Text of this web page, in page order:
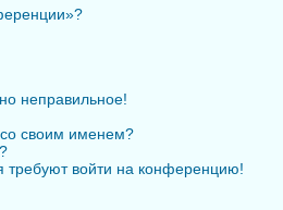
неправильное!
со своим именем?
требуют войти на конференцию!